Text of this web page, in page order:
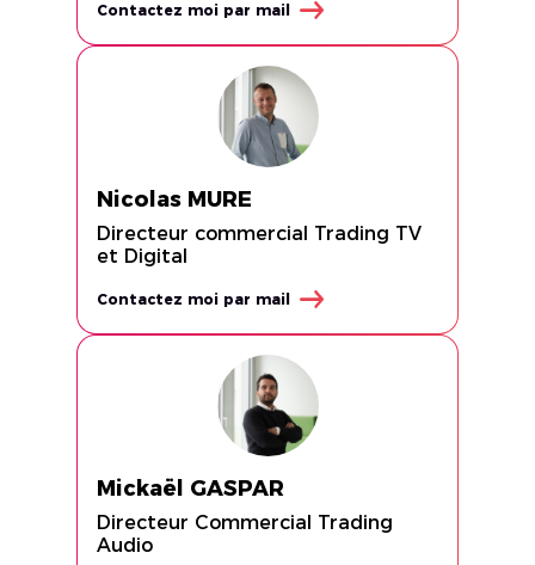
Contactez moi par mail
Nicolas MURE
Directeur commercial Trading TV
et Digital
Contactez moi par mail
Mickaël GASPAR
Directeur Commercial Trading
Audio